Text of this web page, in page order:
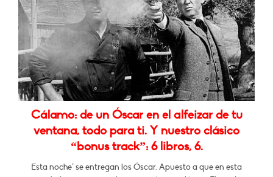
Cálamo: de un Óscar en el alfeizar de tu
ventana, todo para ti. Y nuestro clásico
“bonus track”: 6 libros, 6.
Esta noche* se entregan los Óscar. Apuesto a que en esta